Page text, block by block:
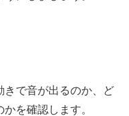
きで音が出るのか、ど
を確認します。